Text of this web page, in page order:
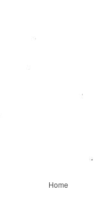
Home